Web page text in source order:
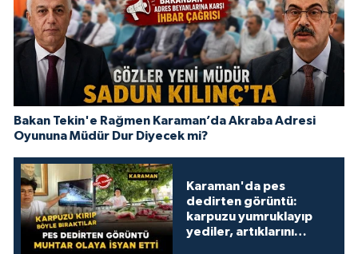
Bakan Tekin'e Rağmen Karaman’da Akraba Adresi
Oyununa Müdür Dur Diyecek mi?
Karaman'da pes
dedirten görüntü:
karpuzu yumruklayıp
yediler, artıklarını